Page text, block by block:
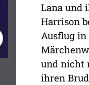
Lana und
Harrison
Ausflug in
und nicht
ihren